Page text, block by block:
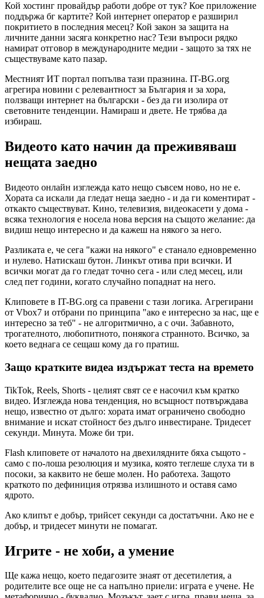
Кой хостинг провайдър работи добре от тук? Кое приложение
поддържа бг картите? Кой интернет оператор е разширил
покритието в последния месец? Кой закон за защита на
личните данни засяга конкретно нас? Тези въпроси рядко
намират отговор в международните медии - защото за тях не
съществуваме като пазар.
Местният ИТ портал попълва тази празнина. IT-BG.org
агрегира новини с релевантност за България и за хора,
ползващи интернет на български - без да ги изолира от
световните тенденции. Намираш и двете. Не трябва да
избираш.
Видеото като начин да преживяваш
нещата заедно
Видеото онлайн изглежда като нещо съвсем ново, но не е.
Хората са искали да гледат неща заедно - и да ги коментират -
откакто съществуват. Кино, телевизия, видеокасети у дома -
всяка технология е носела нова версия на същото желание: да
видиш нещо интересно и да кажеш на някого за него.
Разликата е, че сега "кажи на някого" е станало едновременно
и нулево. Натискаш бутон. Линкът отива при всички. И
всички могат да го гледат точно сега - или след месец, или
след пет години, когато случайно попаднат на него.
Клиповете в IT-BG.org са правени с тази логика. Агрегирани
от Vbox7 и отбрани по принципа "ако е интересно за нас, ще е
интересно за теб" - не алгоритмично, а с очи. Забавното,
трогателното, любопитното, понякога странното. Всичко, за
което веднага се сещаш кому да го пратиш.
Защо кратките видеа издържат теста на времето
TikTok, Reels, Shorts - целият свят се е насочил към кратко
видео. Изглежда нова тенденция, но всъщност потвърждава
нещо, известно от дълго: хората имат ограничено свободно
внимание и искат стойност без дълго инвестиране. Тридесет
секунди. Минута. Може би три.
Flash клиповете от началото на двехилядните бяха същото -
само с по-лоша резолюция и музика, която теглеше слуха ти в
посоки, за каквито не беше молен. Но работеха. Защото
краткото по дефиниция отрязва излишното и оставя само
ядрото.
Ако клипът е добър, трийсет секунди са достатъчни. Ако не е
добър, и тридесет минути не помагат.
Игрите - не хоби, а умение
Ще кажа нещо, което педагозите знаят от десетилетия, а
родителите все още не са напълно приели: играта е учене. Не